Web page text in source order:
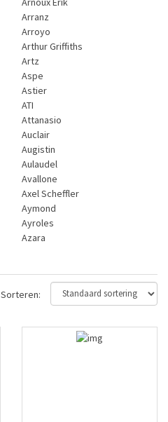
Arranz
Arroyo
Arthur Griffiths
Artz
Aspe
Astier
ATI
Attanasio
Auclair
Augistin
Aulaudel
Avallone
Axel Scheffler
Aymond
Ayroles
Azara
Sorteren: